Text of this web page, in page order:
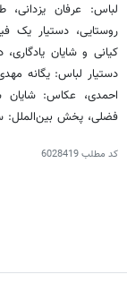
لباس: عرفان یزدانی،
روستایی، دستیار یک
کیانی و شایان
دستیار لباس: یگانه
احمدی، عکاس: شایان
فضلی، پخش بین‌الملل:
کد مطلب6028419